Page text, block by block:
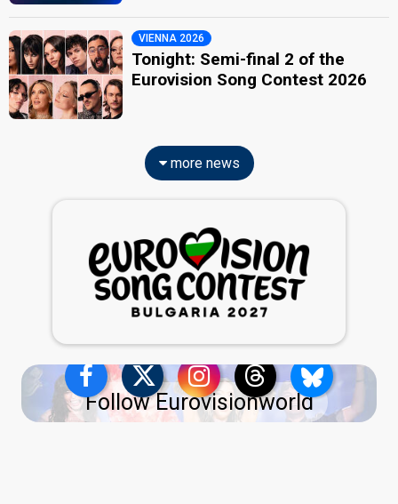
VIENNA 2026
Tonight: Semi-final 2 of the
Eurovision Song Contest 2026
more news
Follow Eurovisionworld